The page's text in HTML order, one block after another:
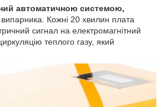
автоматичною системою,
Кожні 20 хвилин плата
сигнал на електромагнітний
теплого газу, який